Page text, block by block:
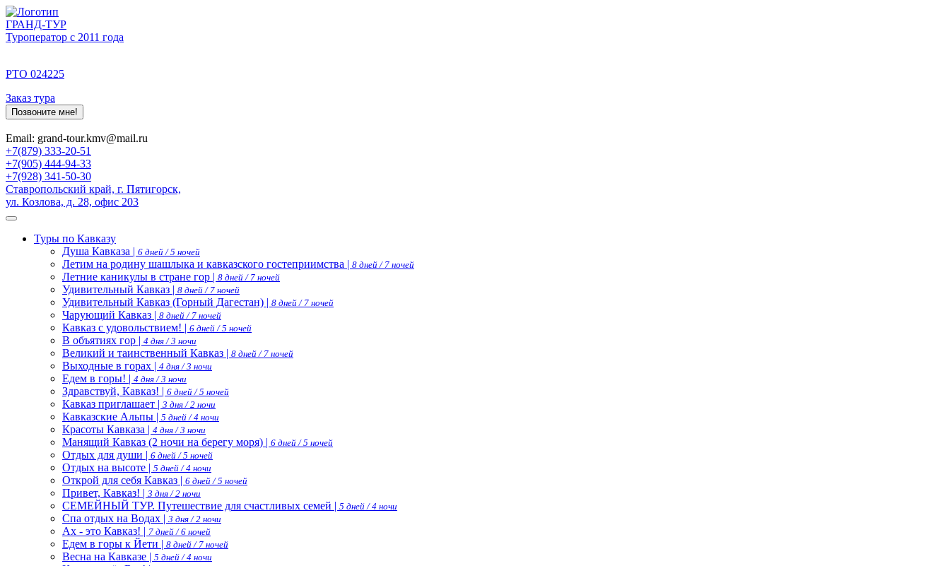
ГРАНД-ТУР
Туроператор с 2011 года
РТО 024225
Заказ тура
Позвоните мне!
Email: grand-tour.kmv@mail.ru
+7(879) 333-20-51
+7(905) 444-94-33
+7(928) 341-50-30
Ставропольский край, г. Пятигорск,
ул. Козлова, д. 28, офис 203
Туры по Кавказу
Душа Кавказа | 6 дней / 5 ночей
Летим на родину шашлыка и кавказского гостеприимства | 8 дней / 7 ночей
Летние каникулы в стране гор | 8 дней / 7 ночей
Удивительный Кавказ | 8 дней / 7 ночей
Удивительный Кавказ (Горный Дагестан) | 8 дней / 7 ночей
Чарующий Кавказ | 8 дней / 7 ночей
Кавказ с удовольствием! | 6 дней / 5 ночей
В объятиях гор | 4 дня / 3 ночи
Великий и таинственный Кавказ | 8 дней / 7 ночей
Выходные в горах | 4 дня / 3 ночи
Едем в горы! | 4 дня / 3 ночи
Здравствуй, Кавказ! | 6 дней / 5 ночей
Кавказ приглашает | 3 дня / 2 ночи
Кавказские Альпы | 5 дней / 4 ночи
Красоты Кавказа | 4 дня / 3 ночи
Манящий Кавказ (2 ночи на берегу моря) | 6 дней / 5 ночей
Отдых для души | 6 дней / 5 ночей
Отдых на высоте | 5 дней / 4 ночи
Открой для себя Кавказ | 6 дней / 5 ночей
Привет, Кавказ! | 3 дня / 2 ночи
СЕМЕЙНЫЙ ТУР. Путешествие для счастливых семей | 5 дней / 4 ночи
Спа отдых на Водах | 3 дня / 2 ночи
Ах - это Кавказ! | 7 дней / 6 ночей
Едем в горы к Йети | 8 дней / 7 ночей
Весна на Кавказе | 5 дней / 4 ночи